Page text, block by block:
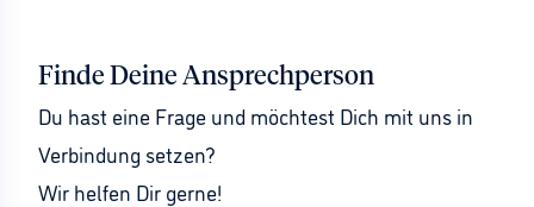
Finde Deine Ansprechperson
Du hast eine Frage und möchtest Dich mit uns in
Verbindung setzen?
Wir helfen Dir gerne!